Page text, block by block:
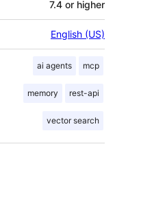
7.4 or higher
English (US)
ai agents mcp
memory rest-api
vector search